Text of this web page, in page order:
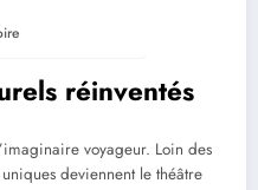
réinventés
voyageur. Loin des
deviennent le théâtre